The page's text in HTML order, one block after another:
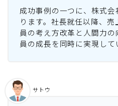
成功事例の一つに、株式
ります。社長就任以降、
員の考え方改革と人間力
員の成長を同時に実現して
サトウ